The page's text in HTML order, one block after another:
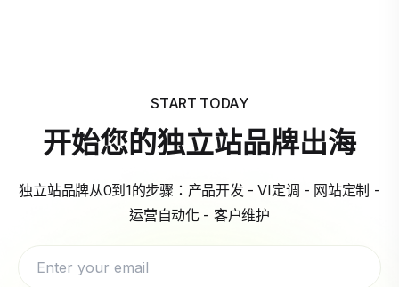
START TODAY
开始您的独立站品牌出海
独立站品牌从0到1的步骤：产品开发 - VI定调 - 网站定制 -
运营自动化 - 客户维护